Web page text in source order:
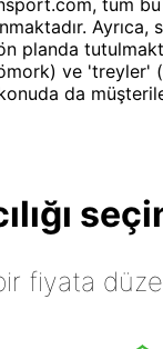
tüm
planda
römork) ve
da
bir fiyata